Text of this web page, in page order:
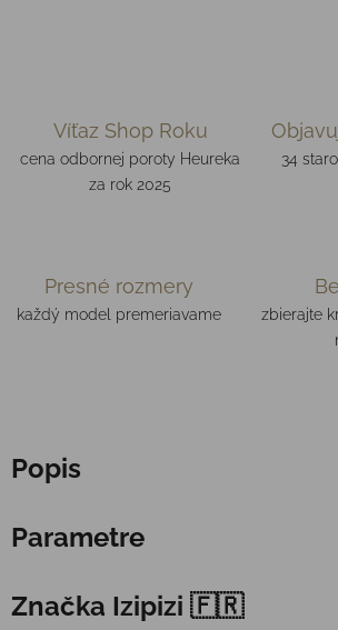
Víťaz Shop Roku
cena odbornej poroty Heureka
za rok 2025
34
Presné rozmery
každý model premeriavame
zbierajte
Popis
Parametre
Značka Izipizi 🇫🇷